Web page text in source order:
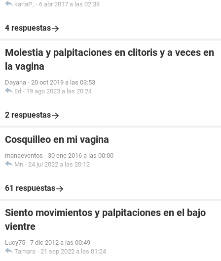
karlaP., - 6 abr 2017 a las 02:38
4 respuestas
Molestia y palpitaciones en clitoris y a veces en
la vagina
Dayana - 20 oct 2019 a las 03:53
Ed - 19 ago 2023 a las 20:24
2 respuestas
Cosquilleo en mi vagina
manaeventos - 30 ene 2016 a las 00:00
Mn - 24 jul 2022 a las 20:12
61 respuestas
Siento movimientos y palpitaciones en el bajo
vientre
Lucy75 - 7 dic 2012 a las 00:49
Tamara - 21 sep 2022 a las 01:24